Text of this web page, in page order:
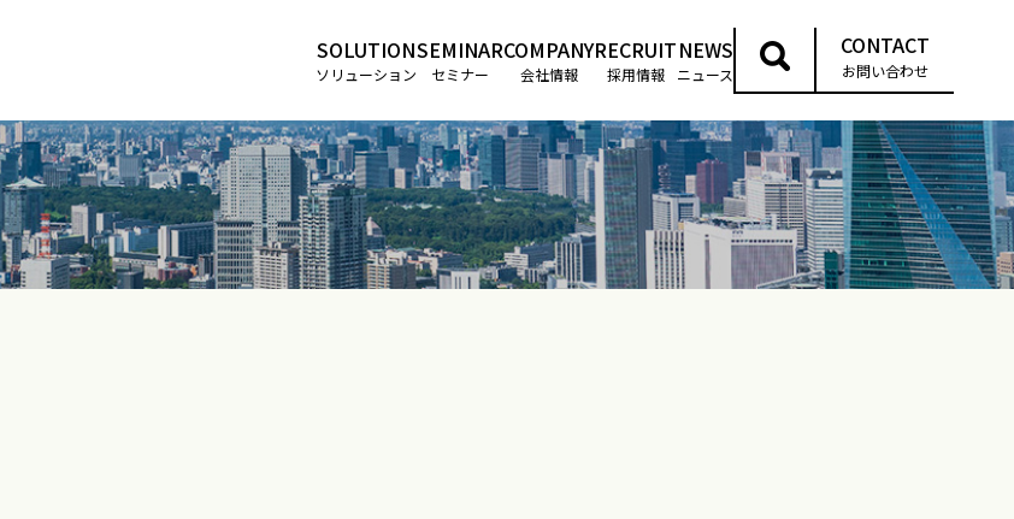
SOLUTION
ソリューション
SEMINAR
セミナー
COMPANY
会社情報
RECRUIT
採用情報
NEWS
ニュース
CONTACT
お問い合わせ